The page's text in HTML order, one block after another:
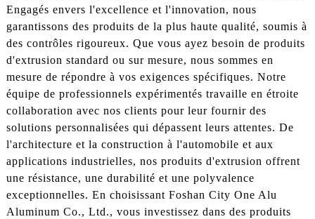
Engagés envers l'excellence et l'innovation, nous
garantissons des produits de la plus haute qualité, soumis à
des contrôles rigoureux. Que vous ayez besoin de produits
d'extrusion standard ou sur mesure, nous sommes en
mesure de répondre à vos exigences spécifiques. Notre
équipe de professionnels expérimentés travaille en étroite
collaboration avec nos clients pour leur fournir des
solutions personnalisées qui dépassent leurs attentes. De
l'architecture et la construction à l'automobile et aux
applications industrielles, nos produits d'extrusion offrent
une résistance, une durabilité et une polyvalence
exceptionnelles. En choisissant Foshan City One Alu
Aluminum Co., Ltd., vous investissez dans des produits